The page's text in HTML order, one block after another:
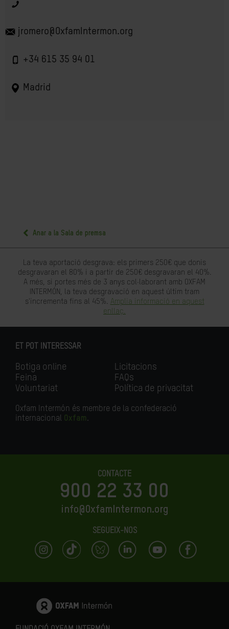
jromero@OxfamIntermon.org
+34 615 35 94 01
Madrid
Anar a la Sala de premsa
La teva aportació desgrava: els primers 250€ que donis
desgravaran el 80% i a partir de 250€ desgravaran el 40%.
A més, si portes més de 3 anys col·laborant amb OXFAM
INTERMÓN, la teva desgravació en aquest últim tram
s'incrementa fins al 45%. Amplia informació en aquest
enllaç.
ET POT INTERESSAR
Botiga online
Feina
Voluntariat
Licitacions
FAQs
Política de privacitat
Oxfam Intermón és membre de la confederació
internacional Oxfam.
CONTACTE
900 22 33 00
info@OxfamIntermon.org
SEGUEIX-NOS